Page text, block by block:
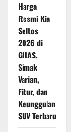
Harga
Resmi Kia
Seltos
2026 di
GIIAS,
Simak
Varian,
Fitur, dan
Keunggulan
SUV Terbaru